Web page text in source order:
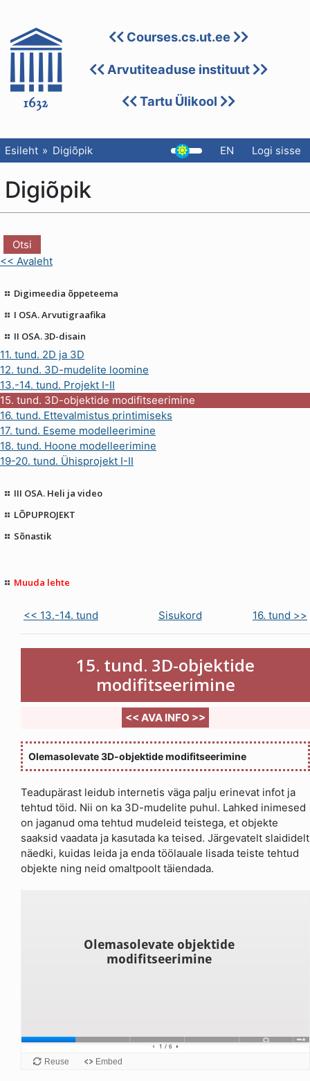
Courses.cs.ut.ee
Arvutiteaduse instituut
Tartu Ülikool
Esileht Digiõpik EN Logi sisse
Digiõpik
<< Avaleht
Digimeedia õppeteema
I OSA. Arvutigraafika
II OSA. 3D-disain
11. tund. 2D ja 3D
12. tund. 3D-mudelite loomine
13.-14. tund. Projekt I-II
15. tund. 3D-objektide modifitseerimine
16. tund. Ettevalmistus printimiseks
17. tund. Eseme modelleerimine
18. tund. Hoone modelleerimine
19-20. tund. Ühisprojekt I-II
III OSA. Heli ja video
LÕPUPROJEKT
Sõnastik
Muuda lehte
<< 13.-14. tund Sisukord 16. tund >>
15. tund. 3D-objektide
modifitseerimine
<< AVA INFO >>
Olemasolevate 3D-objektide modifitseerimine
Teadupärast leidub internetis väga palju erinevat infot ja
tehtud töid. Nii on ka 3D-mudelite puhul. Lahked inimesed
on jaganud oma tehtud mudeleid teistega, et objekte
saaksid vaadata ja kasutada ka teised. Järgevatelt slaididelt
näedki, kuidas leida ja enda töölauale lisada teiste tehtud
objekte ning neid omaltpoolt täiendada.